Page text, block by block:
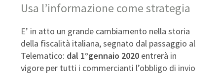
Usa l’informazione come strategia
E’ in atto un grande cambiamento nella storia
della fiscalità italiana, segnato dal passaggio al
Telematico: dal 1°gennaio 2020 entrerà in
vigore per tutti i commercianti l’obbligo di invio